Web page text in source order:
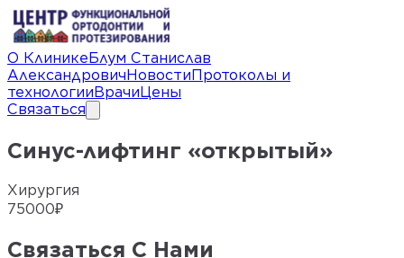
О КлиникеБлум Станислав
АлександровичНовостиПротоколы и
технологииВрачиЦены
Связаться
Синус-лифтинг «открытый»
Хирургия
75000₽
Связаться С Нами